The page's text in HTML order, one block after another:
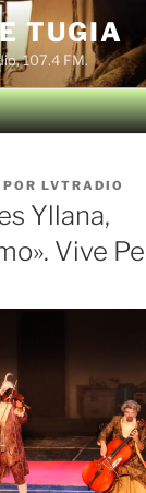
TUGIA
107.4 FM.
POR LVTRADIO
Yllana,
Vive